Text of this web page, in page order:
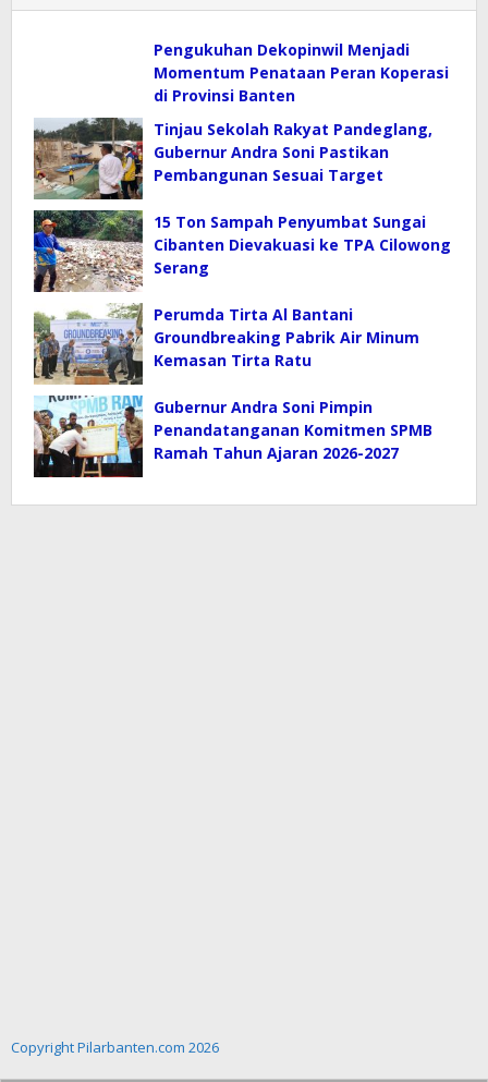
Pengukuhan Dekopinwil Menjadi
Momentum Penataan Peran Koperasi
di Provinsi Banten
Tinjau Sekolah Rakyat Pandeglang,
Gubernur Andra Soni Pastikan
Pembangunan Sesuai Target
15 Ton Sampah Penyumbat Sungai
Cibanten Dievakuasi ke TPA Cilowong
Serang
Perumda Tirta Al Bantani
Groundbreaking Pabrik Air Minum
Kemasan Tirta Ratu
Gubernur Andra Soni Pimpin
Penandatanganan Komitmen SPMB
Ramah Tahun Ajaran 2026-2027
Copyright Pilarbanten.com 2026